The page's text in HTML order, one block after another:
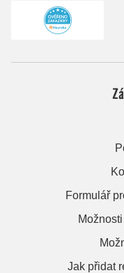
Formulář
Jak přidat